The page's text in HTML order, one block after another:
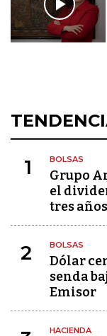
1 BOLSAS
Grupo
el
tres años
2 BOLSAS
Dólar
senda
Emisor
HACIENDA